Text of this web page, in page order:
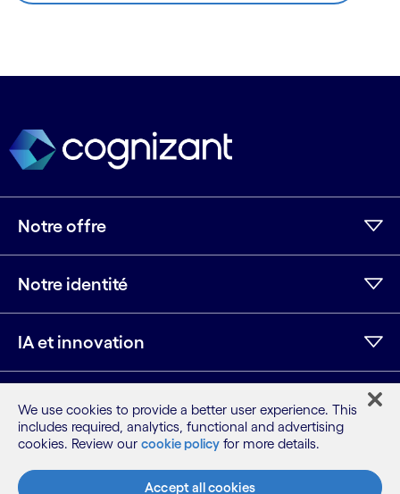
Notre offre
Notre identité
IA et innovation
Ressources
LinkedInFacebook
Instagram
Youtube
We use cookies to provide a better user experience. This
includes required, analytics, functional and advertising
cookies. Review our cookie policy for more details.
Accept all cookies